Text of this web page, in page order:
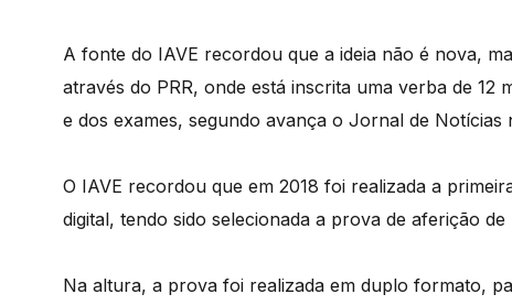
A fonte do IAVE recordou que a ideia não é nova,
através do PRR, onde está inscrita uma verba de 12
e dos exames, segundo avança o Jornal de Notícias
O IAVE recordou que em 2018 foi realizada a
digital, tendo sido selecionada a prova de aferição de
Na altura, a prova foi realizada em duplo formato,